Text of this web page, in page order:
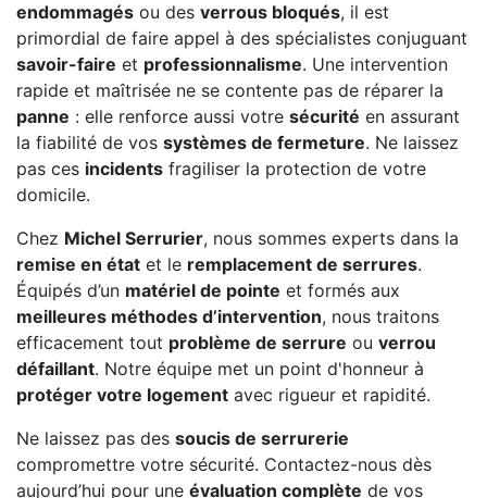
endommagés ou des verrous bloqués, il est
primordial de faire appel à des spécialistes conjuguant
savoir-faire et professionnalisme. Une intervention
rapide et maîtrisée ne se contente pas de réparer la
panne : elle renforce aussi votre sécurité en assurant
la fiabilité de vos systèmes de fermeture. Ne laissez
pas ces incidents fragiliser la protection de votre
domicile.
Chez Michel Serrurier, nous sommes experts dans la
remise en état et le remplacement de serrures.
Équipés d’un matériel de pointe et formés aux
meilleures méthodes d’intervention, nous traitons
efficacement tout problème de serrure ou verrou
défaillant. Notre équipe met un point d'honneur à
protéger votre logement avec rigueur et rapidité.
Ne laissez pas des soucis de serrurerie
compromettre votre sécurité. Contactez-nous dès
aujourd’hui pour une évaluation complète de vos